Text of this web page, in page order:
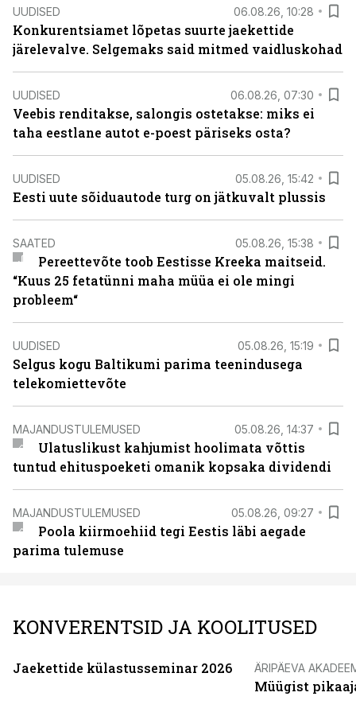
UUDISED 06.08.26, 10:28
Konkurentsiamet lõpetas suurte jaekettide
järelevalve. Selgemaks said mitmed vaidluskohad
UUDISED 06.08.26, 07:30
Veebis renditakse, salongis ostetakse: miks ei
taha eestlane autot e-poest päriseks osta?
UUDISED 05.08.26, 15:42
Eesti uute sõiduautode turg on jätkuvalt plussis
SAATED 05.08.26, 15:38
Pereettevõte toob Eestisse Kreeka maitseid.
“Kuus 25 fetatünni maha müüa ei ole mingi
probleem“
UUDISED 05.08.26, 15:19
Selgus kogu Baltikumi parima teenindusega
telekomiettevõte
MAJANDUSTULEMUSED 05.08.26, 14:37
Ulatuslikust kahjumist hoolimata võttis
tuntud ehituspoeketi omanik kopsaka dividendi
MAJANDUSTULEMUSED 05.08.26, 09:27
Poola kiirmoehiid tegi Eestis läbi aegade
parima tulemuse
KONVERENTSID JA KOOLITUSED
Jaekettide külastusseminar 2026 ÄRIPÄEVA
Müügist